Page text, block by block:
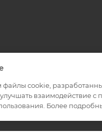
магазин
cookie,
взаимодействие
Более